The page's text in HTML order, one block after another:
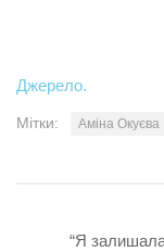
Джерело.
Мітки: Аміна Окуєва
“Я